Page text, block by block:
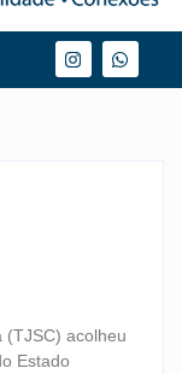
(TJSC) acolheu
Estado